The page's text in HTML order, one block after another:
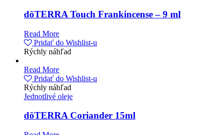
dōTERRA Touch Frankincense – 9 ml
Read More
Pridať do Wishlist-u
Rýchly náhľad
Read More
Pridať do Wishlist-u
Rýchly náhľad
Jednotlivé oleje
dōTERRA Coriander 15ml